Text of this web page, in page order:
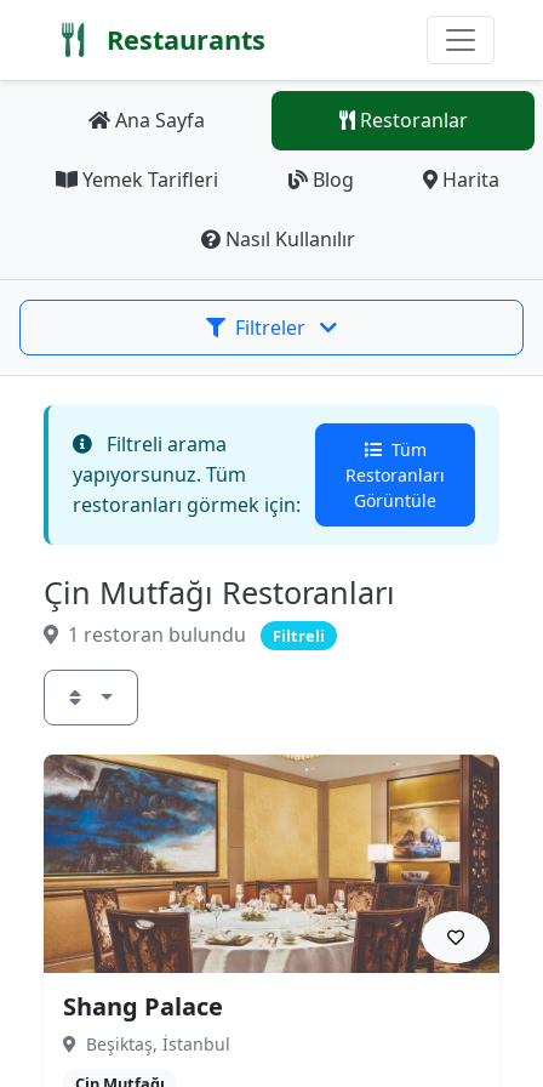
Restaurants
Ana Sayfa Restoranlar
Yemek Tarifleri Blog Harita
Nasıl Kullanılır
Filtreler
Filtreli arama
yapıyorsunuz. Tüm
restoranları görmek için:
Tüm
Restoranları
Görüntüle
Çin Mutfağı Restoranları
1 restoran bulundu Filtreli
Shang Palace
Beşiktaş, İstanbul